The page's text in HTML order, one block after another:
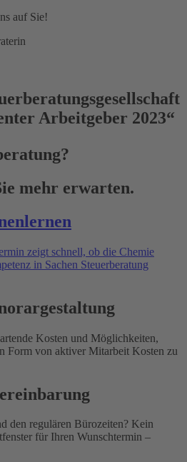
auf Sie!
Arbeitgeber 2023“
mehr erwarten.
zeigt schnell, ob die Chemie
in Sachen Steuerberatung
Kosten und Möglichkeiten,
Form von aktiver Mitarbeit Kosten zu
den regulären Bürozeiten? Kein
für Ihren Wunschtermin –